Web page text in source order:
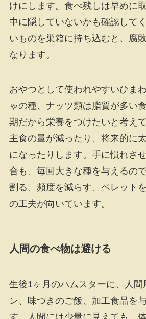
けにします。食べ残しは早めに
中に隠していないかも確認して
いものを巣箱に持ち込むと、腐
なります。
おやつとして使われやすいひま
ゃの種、ナッツ類は脂質が多い
期だから栄養をつけたいと考え
主食の量が減ったり、将来的に
になったりします。手に慣れさ
合も、毎回大きな種を与えるの
割る、頻度を減らす、ペレット
の工夫が向いています。
人間の食べ物は避ける
生後1ヶ月のハムスターに、人
ン、味つきのご飯、加工食品を
す。人間には少量に見えても、